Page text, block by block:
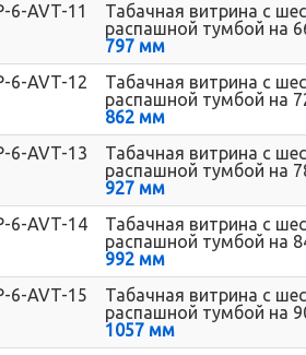
6-AVT-11
Табачная витрина с
распашной тумбой на
797 мм
6-AVT-12
Табачная витрина с
распашной тумбой на
862 мм
6-AVT-13
Табачная витрина с
распашной тумбой на
927 мм
6-AVT-14
Табачная витрина с
распашной тумбой на
992 мм
6-AVT-15
Табачная витрина с
распашной тумбой на
1057 мм